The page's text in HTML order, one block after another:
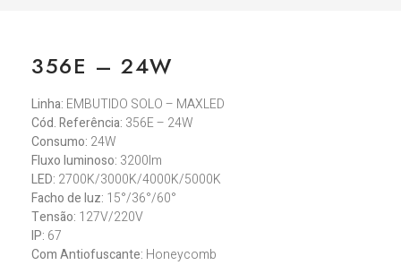
356E – 24W
Linha: EMBUTIDO SOLO – MAXLED
Cód. Referência: 356E – 24W
Consumo: 24W
Fluxo luminoso: 3200lm
LED: 2700K/3000K/4000K/5000K
Facho de luz: 15°/36°/60°
Tensão: 127V/220V
IP: 67
Com Antiofuscante: Honeycomb